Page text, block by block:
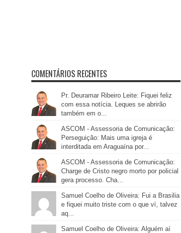
COMENTÁRIOS RECENTES
Pr. Deuramar Ribeiro Leite: Fiquei feliz
com essa notícia. Leques se abrirão
também em o...
ASCOM - Assessoria de Comunicação:
Perseguição: Mais uma igreja é
interditada em Araguaína por...
ASCOM - Assessoria de Comunicação:
Charge de Cristo negro morto por policial
gera processo. Cha...
Samuel Coelho de Oliveira: Fui a Brasilia
e fiquei muito triste com o que ví, talvez
aq...
Samuel Coelho de Oliveira: Alguém aí